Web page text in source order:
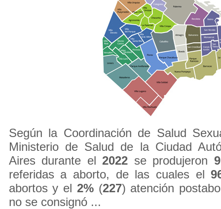
Según la Coordinación de Salud
Ministerio de Salud de la Ciudad
Aires durante el2022 se produjeron
referidas a aborto, de las cuales el
abortos y el 2%(227) atención
no se consignó ...